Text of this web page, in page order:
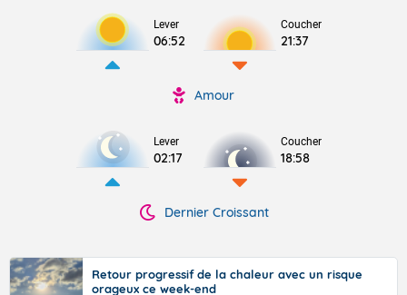
Lever
06:52
Coucher
21:37
Amour
Lever
02:17
Coucher
18:58
Dernier Croissant
Retour progressif de la chaleur avec un risque
orageux ce week-end